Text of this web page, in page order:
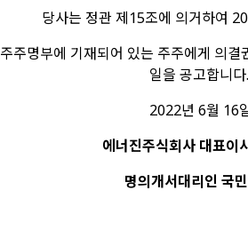
당사는 정관 제15조에 의거하여
주주명부에 기재되어 있는 주주에게 의결
일을 공고합니다.
2022년 6월 16
에너진주식회사 대표이
명의개서대리인 국